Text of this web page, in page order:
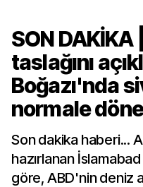
SON
taslağını
Boğazı'nda
normale
Son dakika haberi...
hazırlanan
göre, ABD'nin deniz